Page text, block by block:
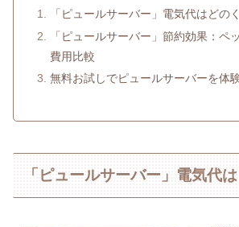
「ピュールサーバー」電気代はどの
「ピュールサーバー」節約効果：ペ
費用比較
無料お試しでピュールサーバーを体験
「ピュールサーバー」電気代